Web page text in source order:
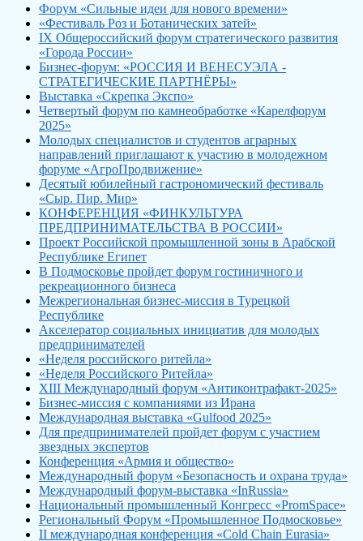
Форум «Сильные идеи для нового времени»
«Фестиваль Роз и Ботанических затей»
IX Общероссийский форум стратегического развития
«Города России»
Бизнес-форум: «РОССИЯ И ВЕНЕСУЭЛА -
СТРАТЕГИЧЕСКИЕ ПАРТНЁРЫ»
Выставка «Скрепка Экспо»
Четвертый форум по камнеобработке «Карелфорум
2025»
Молодых специалистов и студентов аграрных
направлений приглашают к участию в молодежном
форуме «АгроПродвижение»
Десятый юбилейный гастрономический фестиваль
«Сыр. Пир. Мир»
КОНФЕРЕНЦИЯ «ФИНКУЛЬТУРА
ПРЕДПРИНИМАТЕЛЬСТВА В РОССИИ»
Проект Российской промышленной зоны в Арабской
Республике Египет
В Подмосковье пройдет форум гостиничного и
рекреационного бизнеса
Межрегиональная бизнес-миссия в Турецкой
Республике
Акселератор социальных инициатив для молодых
предпринимателей
«Неделя российского ритейла»
«Неделя Российского Ритейла»
XIII Международный форум «Антиконтрафакт-2025»
Бизнес-миссия с компаниями из Ирана
Международная выставка «Gulfood 2025»
Для предпринимателей пройдет форум с участием
звездных экспертов
Конференция «Армия и общество»
Международный форум «Безопасность и охрана труда»
Международный форум-выставка «InRussia»
Национальный промышленный Конгресс «PromSpace»
Региональный Форум «Промышленное Подмосковье»
II международная конференция «Cold Chain Eurasia»